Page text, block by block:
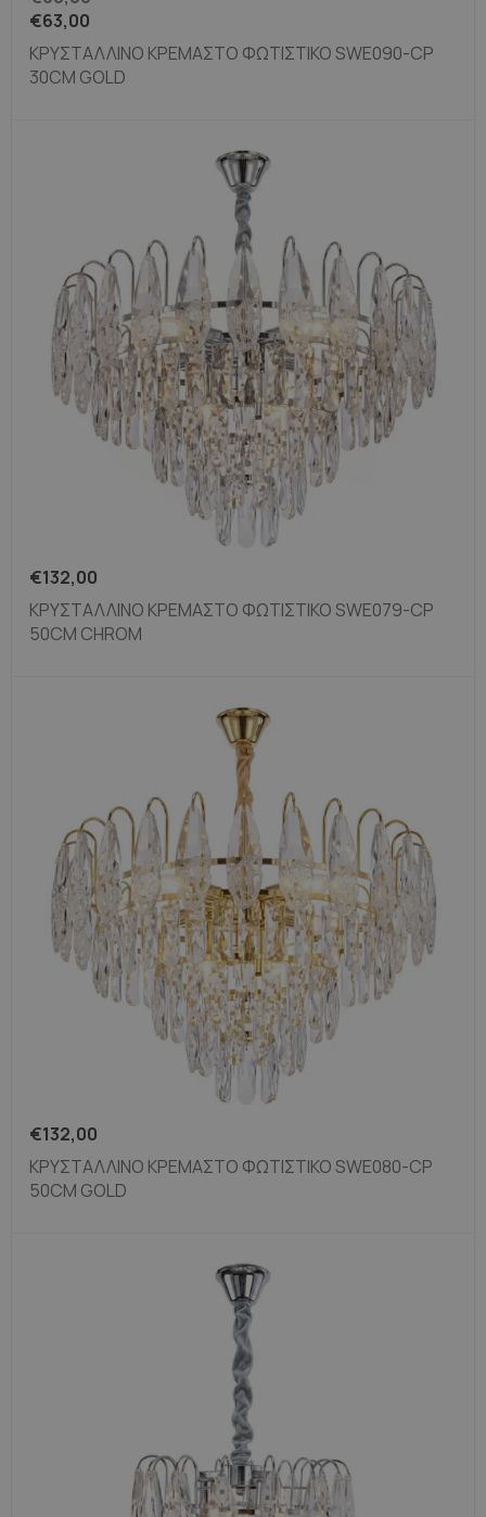
€63,00
ΚΡΥΣΤΆΛΛΙΝΟ ΚΡΕΜΑΣΤΌ ΦΩΤΙΣΤΙΚΌ SWE090-CP
30CM GOLD
€132,00
ΚΡΥΣΤΆΛΛΙΝΟ ΚΡΕΜΑΣΤΌ ΦΩΤΙΣΤΙΚΌ SWE079-CP
50CM CHROM
€132,00
ΚΡΥΣΤΆΛΛΙΝΟ ΚΡΕΜΑΣΤΌ ΦΩΤΙΣΤΙΚΌ SWE080-CP
50CM GOLD